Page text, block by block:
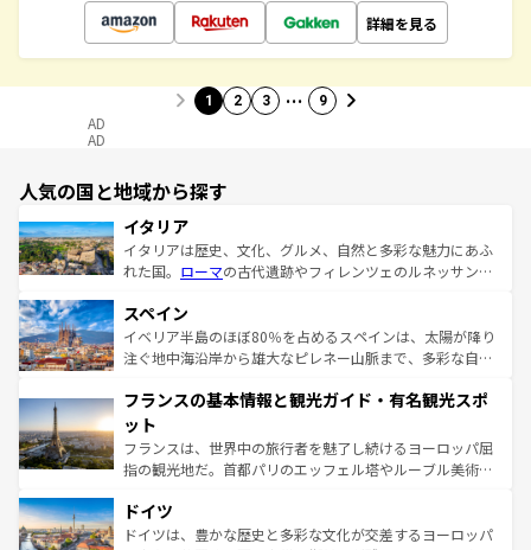
詳細を見る
1 2 3 … 9
AD
AD
人気の国と地域から探す
イタリア
イタリアは歴史、文化、グルメ、自然と多彩な魅力にあふ
れた国。 ローマの古代遺跡やフィレンツェのルネッサンス
ろん、トスカーナの美しい田園風景やアマルフィ海岸の絶
景など、自然景観も見逃せない。観光の合間には、本場の
ピザやパスタなど、絶品のイタリア料理を堪能することも
ませてくれるイタリアで、忘れられない旅をしてみよう！
なお、新着のイタリア情報は
しい。
スペイン
イベリア半島のほぼ80％を占めるスペインは、太陽が降り
注ぐ地中海沿岸から雄大なピレネー山脈まで、多彩な自然
文化が根付くこの国では、情熱的なフラメンコ、熱気あふ
れる闘牛、そして美味しいタパスが生活の一部となってい
る。首都マドリードの洗練された雰囲気や、バルセロナの
アートに溢れた街角から、地方では古代ローマ遺跡や中世
せる。地方によって風土や気候が異なるスペインはその個
性で訪れる人を魅了する。 なお、新着のスペイン情報は コ
フランスの基本情報と観光ガイド・有名観光スポ
ット
フランスは、世界中の旅行者を魅了し続けるヨーロッパ屈
指の観光地だ。首都パリのエッフェル塔やルーブル美術館
で、幅広い魅力が詰まっている。華麗な宮殿、歴史的な大
聖堂、美しいビーチ、そして豊かな自然が、訪れる者を心
ドイツ
ドイツは、豊かな歴史と多彩な文化が交差するヨーロッパ